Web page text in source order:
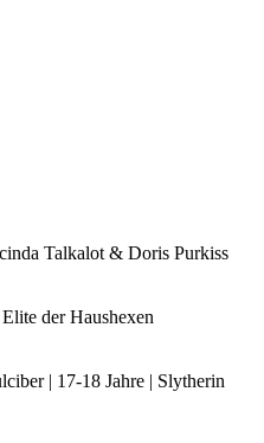
Talkalot & Doris Purkiss
der Haushexen
| 17-18 Jahre | Slytherin